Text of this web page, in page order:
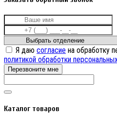
Я даю согласие на обработку
политикой обработки
Перезвоните мне
Каталог товаров